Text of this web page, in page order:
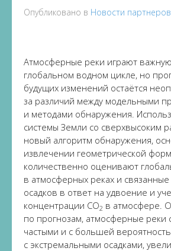
Опубликовано в Новости партнеров
Атмосферные реки играют
глобальном водном цикле, но
будущих изменений остаётся
за различий между модельными
и методами обнаружения.
системы Земли со сверхвысоким
новый алгоритм обнаружения,
извлечении геометрической
количественно оценивают
в атмосферных реках и
осадков в ответ на удвоение и
концентрации CO2 в атмосфере.
по прогнозам, атмосферные реки
частыми и с большей
с экстремальными осадками,